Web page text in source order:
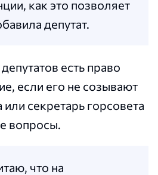
как это позволяет
депутат.
есть право
если его не созывают
секретарь горсовета
вопросы.
что на